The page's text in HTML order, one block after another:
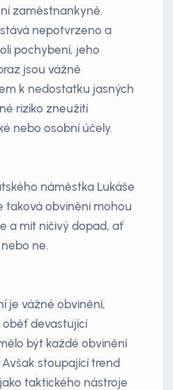
zaměstnankyně.
nepotvrzeno a
pochybení, jeho
jsou vážně
k nedostatku jasných
riziko zneužití
nebo osobní účely.
náměstka Lukáše
taková obvinění mohou
a mít ničivý dopad, ať
ne.
je vážné obvinění,
devastující
být každé obvinění
stoupající trend
taktického nástroje